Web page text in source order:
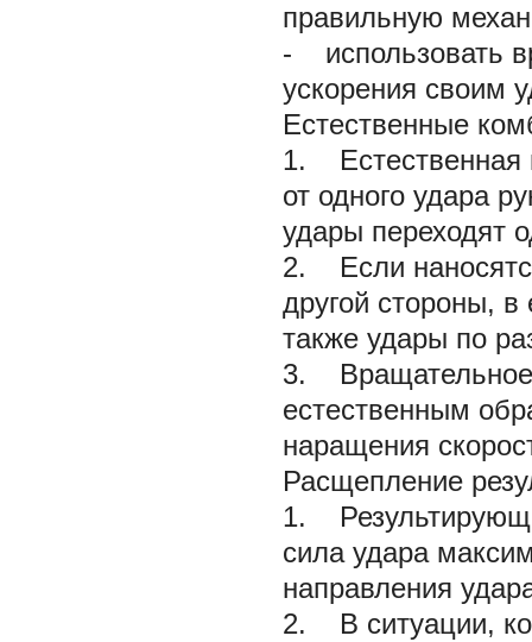
правильную
-
использовать
ускорения своим
Естественные
1. Естественная
от одного удара
удары переходят
2. Если
другой стороны,
также удары по
3. Вращательное
естественным
наращения
Расщепление
1.
сила удара
направления
2. В ситуации,